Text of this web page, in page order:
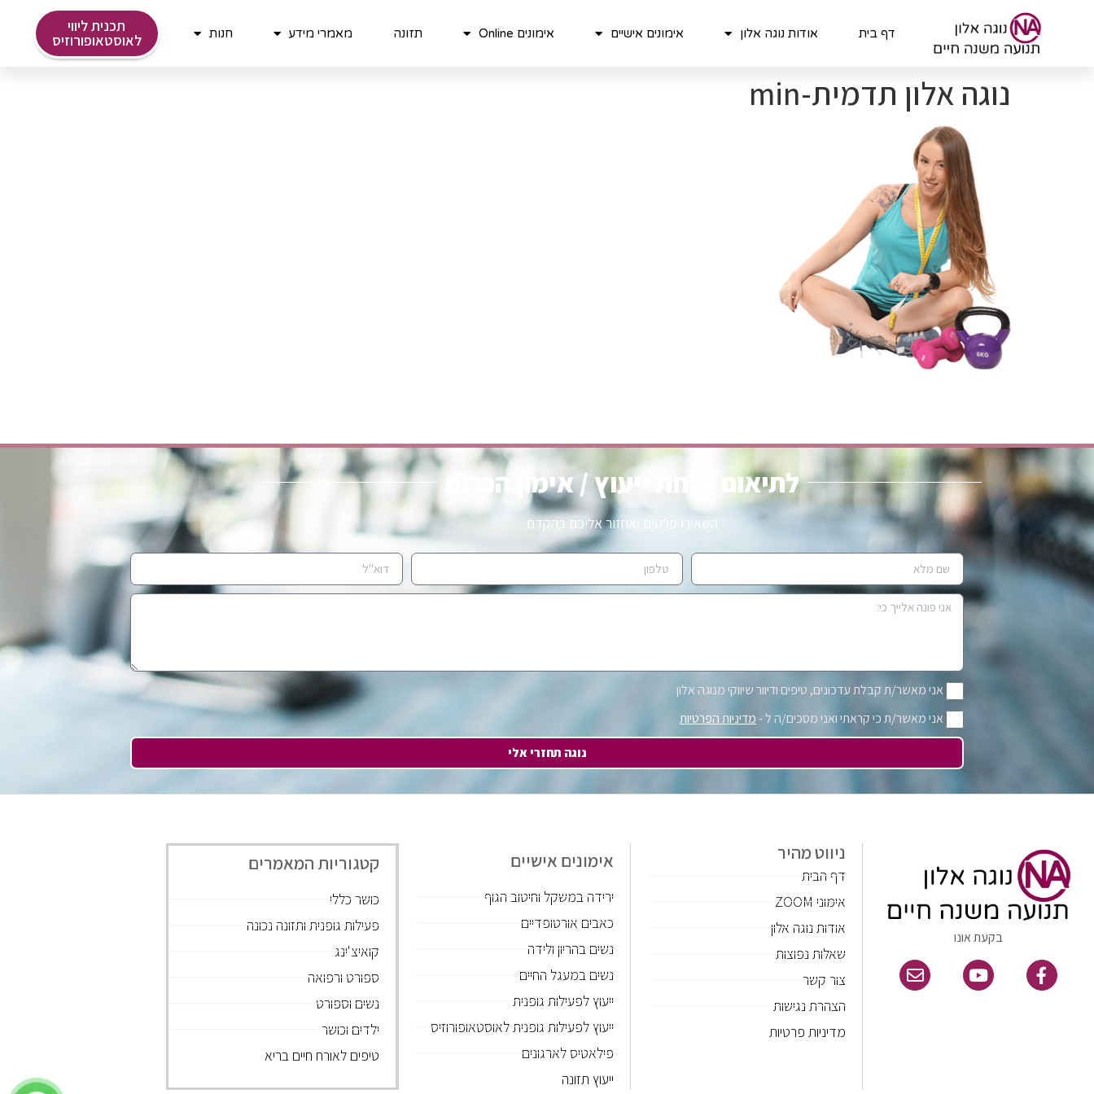
דף בית אודות נוגה אלון אימונים אישיים אימונים Online תזונה מאמרי מידע חנות תכנית ליווי
לאוסטאופורוזיס
נוגה אלון תדמית-min
לתיאום שיחת ייעוץ / אימון הכרות
השאירו פרטים ואחזור אליכם בהקדם
אני מאשר/ת קבלת עדכונים, טיפים ודיוור שיווקי מנוגה אלון
אני מאשר/ת כי קראתי ואני מסכים/ה ל -מדיניות הפרטיות
נוגה תחזרי אלי
בקעת אונו
ניווט מהיר
דף הבית
אימוני ZOOM
אודות נוגה אלון
שאלות נפוצות
צור קשר
הצהרת נגישות
מדיניות פרטיות
אימונים אישיים
ירידה במשקל וחיטוב הגוף
כאבים אורטופדיים
נשים בהריון ולידה
נשים במעגל החיים
ייעוץ לפעילות גופנית
ייעוץ לפעילות גופנית לאוסטאופורוזיס
פילאטיס לארגונים
ייעוץ תזונה
קטגוריות המאמרים
כושר כללי
פעילות גופנית ותזונה נכונה
קואיצ'ינג
ספורט ורפואה
נשים וספורט
ילדים וכושר
טיפים לאורח חיים בריא